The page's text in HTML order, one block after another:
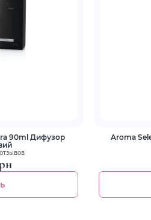
90ml Дифузор
Aroma